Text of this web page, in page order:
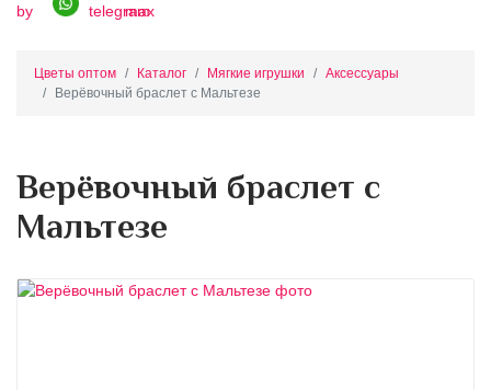
Цветы оптом Каталог Мягкие игрушки
Аксессуары
Верёвочный браслет с Мальтезе
Верёвочный браслет с
Мальтезе